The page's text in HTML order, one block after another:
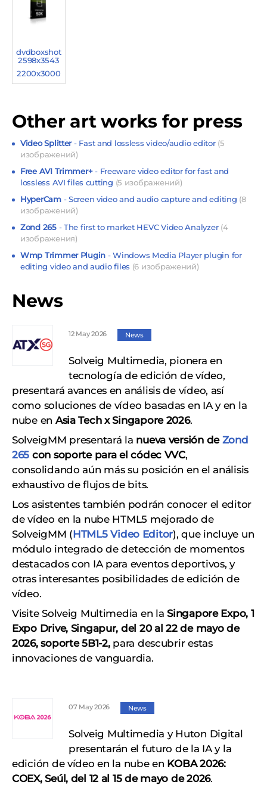
dvdboxshot
2598x3543
2200x3000
Other art works for press
Video Splitter- Fast and lossless video/audio editor (5
изображений)
Free AVI Trimmer+- Freeware video editor for fast and
lossless AVI files cutting (5 изображений)
HyperCam- Screen video and audio capture and editing (8
изображений)
Zond 265- The first to market HEVC Video Analyzer (4
изображения)
Wmp Trimmer Plugin - Windows Media Player plugin for
editing video and audio files (6 изображений)
News
12 May 2026 News
Solveig Multimedia, pionera en
tecnología de edición de vídeo,
presentará avances en análisis de vídeo, así
como soluciones de vídeo basadas en IA y en la
nube en Asia Tech x Singapore 2026.
SolveigMM presentará la nueva versión de Zond
265 con soporte para el códec VVC,
consolidando aún más su posición en el análisis
exhaustivo de flujos de bits.
Los asistentes también podrán conocer el editor
de vídeo en la nube HTML5 mejorado de
SolveigMM (HTML5 Video Editor), que incluye un
módulo integrado de detección de momentos
destacados con IA para eventos deportivos, y
otras interesantes posibilidades de edición de
vídeo.
Visite Solveig Multimedia en laSingapore Expo, 1
Expo Drive, Singapur, del 20 al 22 de mayo de
2026, soporte 5B1-2,para descubrir estas
innovaciones de vanguardia.
07 May 2026 News
Solveig Multimedia y Huton Digital
presentarán el futuro de la IA y la
edición de vídeo en la nube en KOBA 2026:
COEX, Seúl, del 12 al 15 de mayo de 2026.